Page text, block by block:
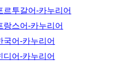
르투갈어-카누리어
랑스어-카누리어
국어-카누리어
디어-카누리어